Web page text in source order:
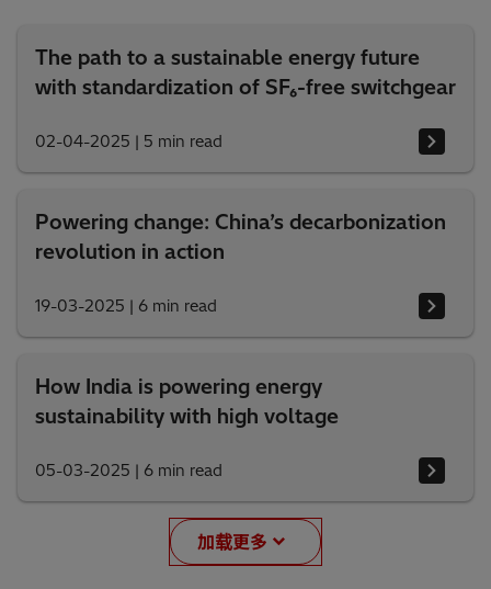
The path to a sustainable energy future
with standardization of SF₆-free switchgear
02-04-2025 | 5 min read
Powering change: China’s decarbonization
revolution in action
19-03-2025 | 6 min read
How India is powering energy
sustainability with high voltage
05-03-2025 | 6 min read
加载更多